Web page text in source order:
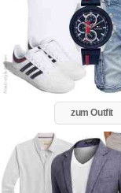
zum Outfit